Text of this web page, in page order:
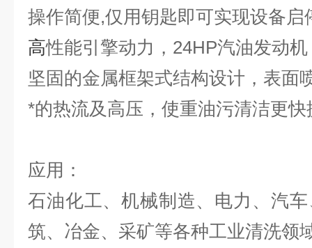
操作简便,仅用钥匙即可实现设备启
高性能引擎动力，24HP汽油发动机
坚固的金属框架式结构设计，表面
*的热流及高压，使重油污清洁更快
应用：
石油化工、机械制造、电力、汽
筑、冶金、采矿等各种工业清洗领